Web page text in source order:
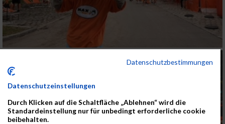
Datenschutzbestimmungen
Datenschutzeinstellungen
Durch Klicken auf die Schaltfläche „Ablehnen“ wird die
Standardeinstellung nur für unbedingt erforderliche cookie
beibehalten.